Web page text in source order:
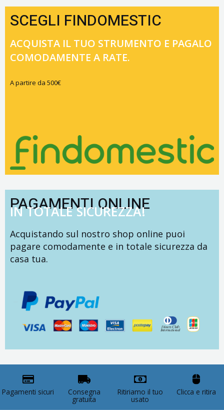
SCEGLI FINDOMESTIC
ACQUISTA IL TUO STRUMENTO E PAGALO
COMODAMENTE A RATE.
A partire da 500€
PAGAMENTI ONLINE
IN TOTALE SICUREZZA!
Acquistando sul nostro shop online puoi
pagare comodamente e in totale sicurezza da
casa tua.
Pagamenti sicuri Consegna
gratuita
Ritiriamo il tuo
usato
Clicca e ritira